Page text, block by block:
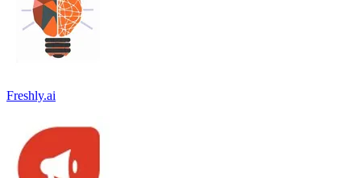
Freshly.ai